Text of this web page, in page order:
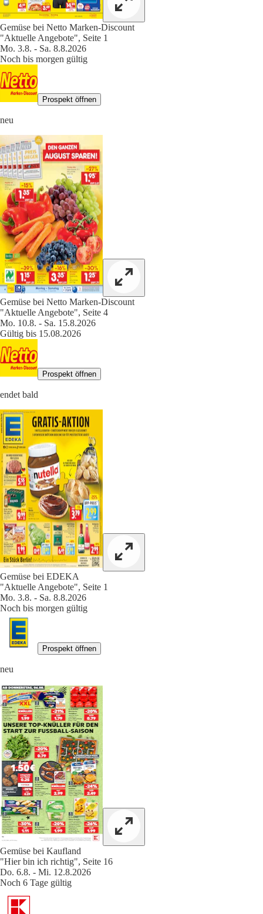
Gemüse bei Netto Marken-Discount
"Aktuelle Angebote", Seite 1
Mo. 3.8. - Sa. 8.8.2026
Noch bis morgen gültig
Prospekt öffnen
neu
Gemüse bei Netto Marken-Discount
"Aktuelle Angebote", Seite 4
Mo. 10.8. - Sa. 15.8.2026
Gültig bis 15.08.2026
Prospekt öffnen
endet bald
Gemüse bei EDEKA
"Aktuelle Angebote", Seite 1
Mo. 3.8. - Sa. 8.8.2026
Noch bis morgen gültig
Prospekt öffnen
neu
Gemüse bei Kaufland
"Hier bin ich richtig", Seite 16
Do. 6.8. - Mi. 12.8.2026
Noch 6 Tage gültig